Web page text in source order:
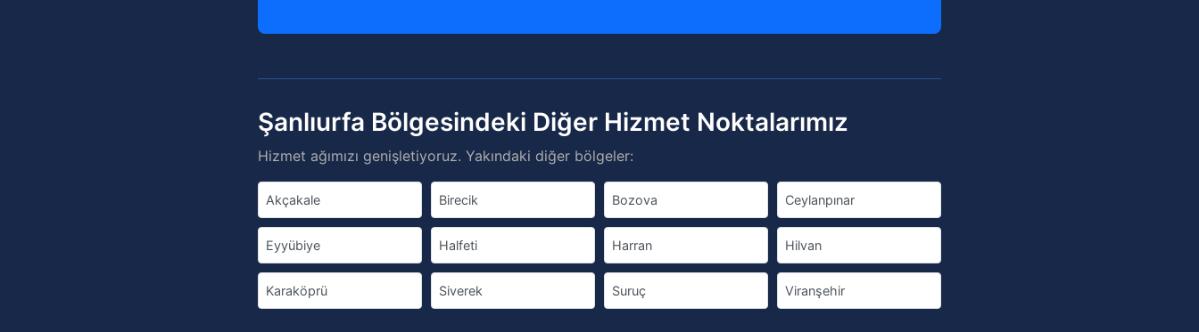
Şanlıurfa Bölgesindeki Diğer Hizmet Noktalarımız
Hizmet ağımızı genişletiyoruz. Yakındaki diğer bölgeler:
Akçakale Birecik Bozova Ceylanpınar
Eyyübiye Halfeti Harran Hilvan
Karaköprü Siverek Suruç Viranşehir